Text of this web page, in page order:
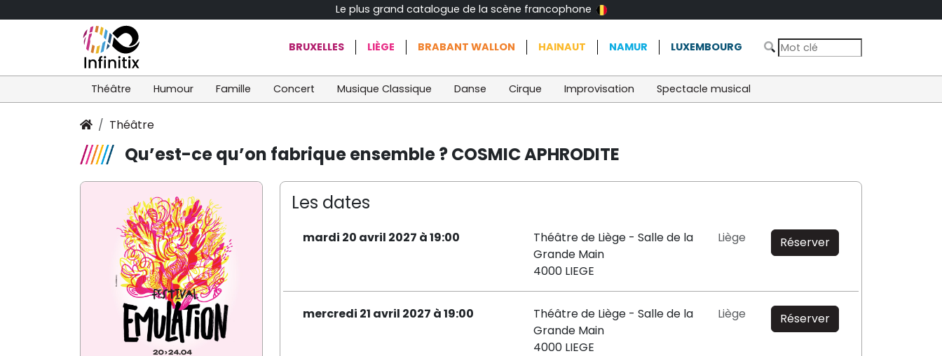
Le plus grand catalogue de la scène francophone
BRUXELLES LIÈGE BRABANT WALLON HAINAUT NAMUR LUXEMBOURG
Théâtre Humour Famille Concert Musique Classique Danse Cirque Improvisation Spectacle musical
Théâtre
Qu’est-ce qu’on fabrique ensemble ? COSMIC APHRODITE
Les dates
mardi 20 avril 2027 à 19:00
Théâtre de Liège - Salle de la
Grande Main
4000 LIEGE
Liège Réserver
mercredi 21 avril 2027 à 19:00
Théâtre de Liège - Salle de la
Grande Main
4000 LIEGE
Liège Réserver